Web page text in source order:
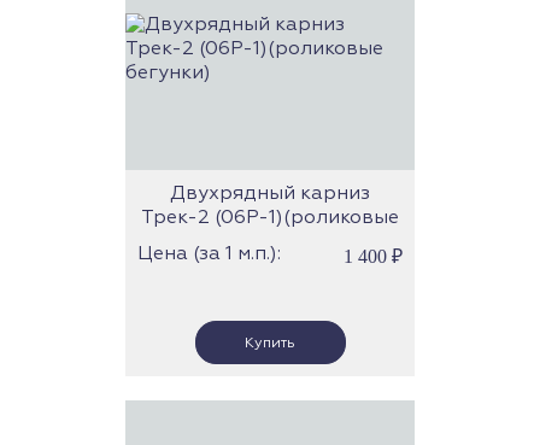
Двухрядный карниз
Трек-2 (06Р-1)(роликовые
бегунки)
Цена (за 1 м.п.): 1 400 ₽